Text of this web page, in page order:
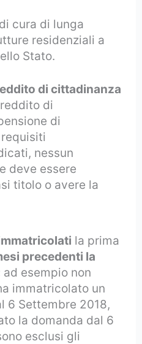
cura di lunga
residenziali a
Stato.
di cittadinanza
di
di
nessun
deve essere
titolo o avere la
la prima
precedenti la
ad esempio non
immatricolato un
6 Settembre 2018,
la domanda dal 6
esclusi gli